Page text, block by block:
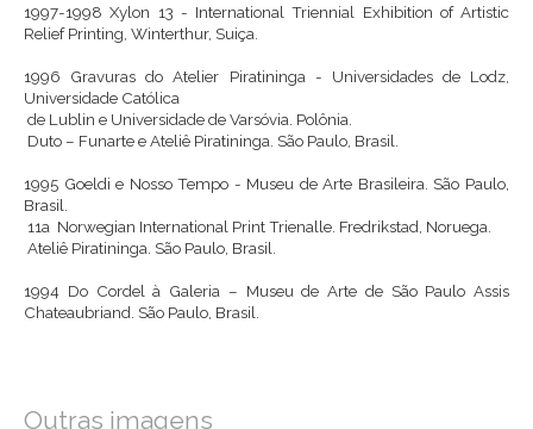
1997-1998 Xylon 13 - International Triennial Exhibition of Artistic
Relief Printing, Winterthur, Suiça.
1996
Gravuras do Atelier Piratininga - Universidades de Lodz,
Universidade Católica
de Lublin e Universidade de Varsóvia. Polônia.
Duto – Funarte e Ateliê Piratininga. São Paulo, Brasil.
1995 Goeldi e Nosso Tempo - Museu de Arte Brasileira. São Paulo,
Brasil.
11a Norwegian International Print Trienalle. Fredrikstad, Noruega.
Ateliê Piratininga. São Paulo, Brasil.
1994 Do Cordel à Galeria – Museu de Arte de São Paulo Assis
Chateaubriand. São Paulo, Brasil.
Outras imagens